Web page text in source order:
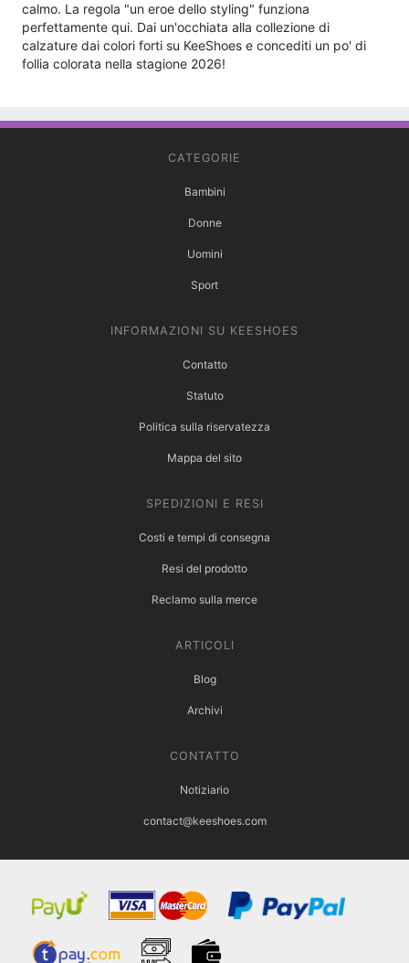
calmo. La regola "un eroe dello styling" funziona
perfettamente qui. Dai un'occhiata alla collezione di
calzature dai colori forti su KeeShoes e concediti un po' di
follia colorata nella stagione 2026!
CATEGORIE
Bambini
Donne
Uomini
Sport
INFORMAZIONI SU KEESHOES
Contatto
Statuto
Politica sulla riservatezza
Mappa del sito
SPEDIZIONI E RESI
Costi e tempi di consegna
Resi del prodotto
Reclamo sulla merce
ARTICOLI
Blog
Archivi
CONTATTO
Notiziario
contact@keeshoes.com